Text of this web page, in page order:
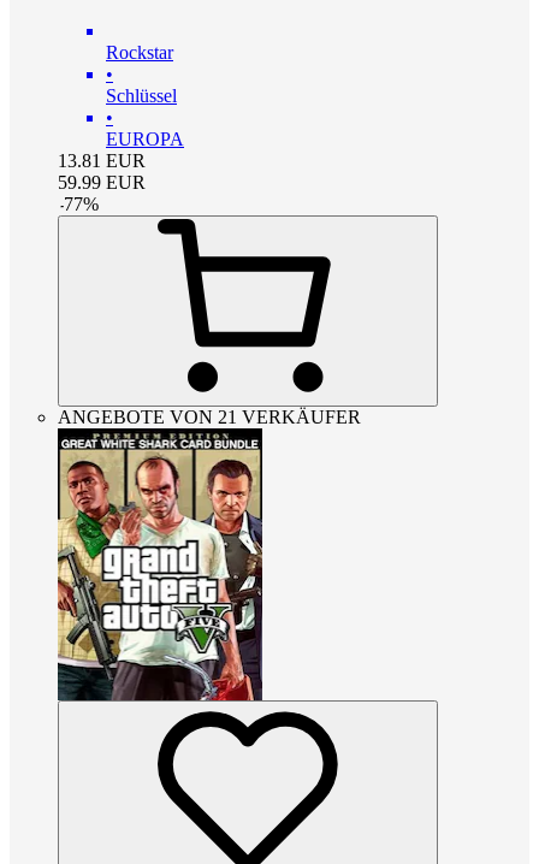
Rockstar
•
Schlüssel
•
EUROPA
13.81 EUR
59.99 EUR
-77%
ANGEBOTE VON 21 VERKÄUFER